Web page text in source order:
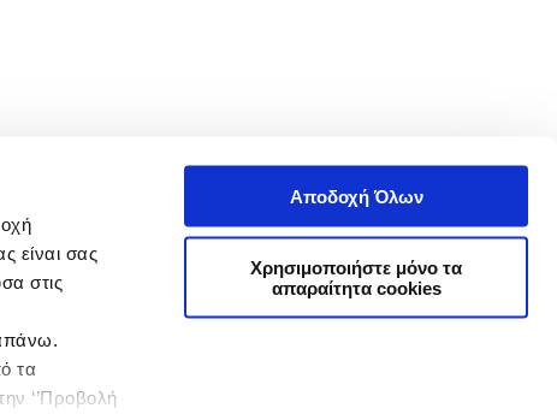
είναι σας
στις
τα
‘’Προβολή
Αποδοχή Όλων
Χρησιμοποιήστε μόνο τα
απαραίτητα cookies